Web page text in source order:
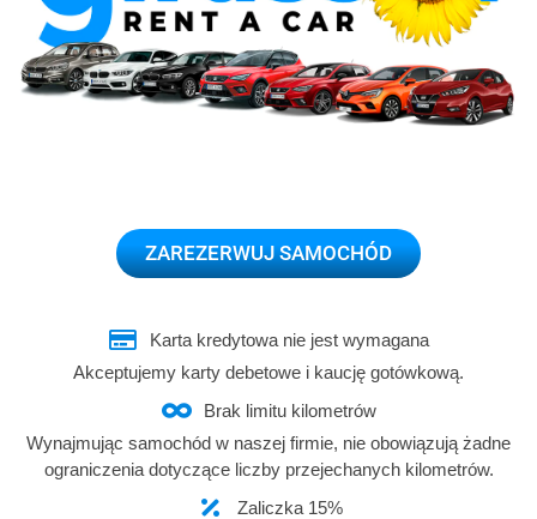
ZAREZERWUJ SAMOCHÓD
Karta kredytowa nie jest wymagana
Akceptujemy karty debetowe i kaucję gotówkową.
Brak limitu kilometrów
Wynajmując samochód w naszej firmie, nie obowiązują żadne
ograniczenia dotyczące liczby przejechanych kilometrów.
Zaliczka 15%